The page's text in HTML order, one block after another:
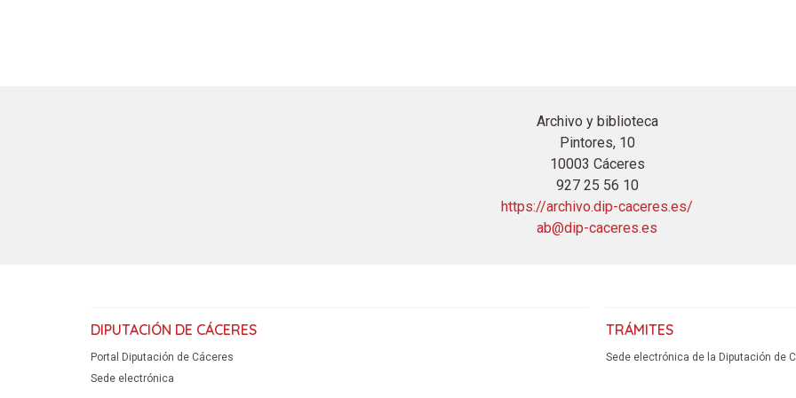
Archivo y biblioteca
Pintores, 10
10003 Cáceres
927 25 56 10
https://archivo.dip-caceres.es/
ab@dip-caceres.es
DIPUTACIÓN DE CÁCERES
Portal Diputación de Cáceres
Sede electrónica
TRÁMITES
Sede electrónica de la Diputación de